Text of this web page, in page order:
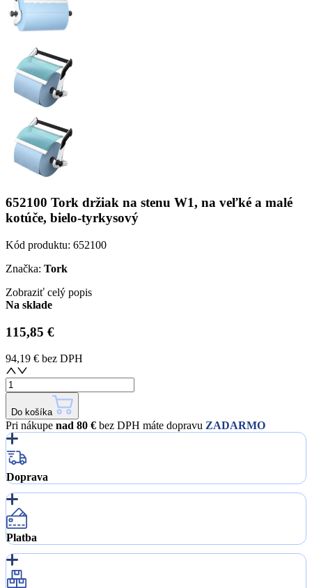
652100 Tork držiak na stenu W1, na veľké a malé
kotúče, bielo-tyrkysový
Kód produktu: 652100
Značka: Tork
Zobraziť celý popis
Na sklade
115,85 €
94,19 € bez DPH
Do košíka
Pri nákupe nad 80 € bez DPH máte dopravu ZADARMO
Doprava
Platba